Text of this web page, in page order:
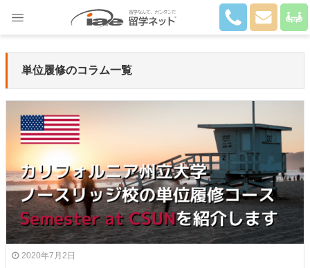
単位履修のコラム一覧
2020年7月2日